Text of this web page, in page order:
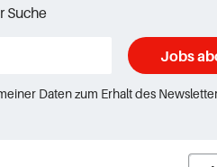
Suche
Jobs
Daten zum Erhalt des